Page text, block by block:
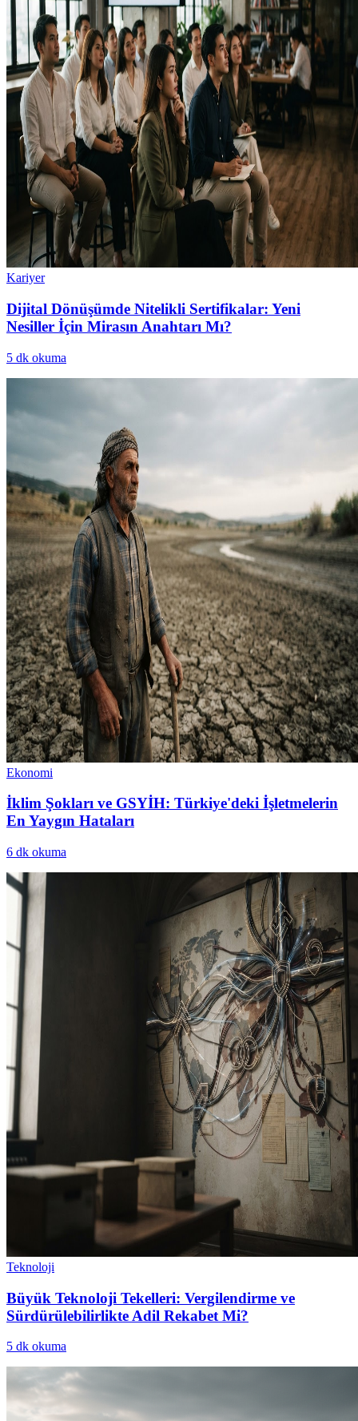
Kariyer
Dijital Dönüşümde Nitelikli Sertifikalar: Yeni
Nesiller İçin Mirasın Anahtarı Mı?
5 dk okuma
Ekonomi
İklim Şokları ve GSYİH: Türkiye'deki İşletmelerin
En Yaygın Hataları
6 dk okuma
Teknoloji
Büyük Teknoloji Tekelleri: Vergilendirme ve
Sürdürülebilirlikte Adil Rekabet Mi?
5 dk okuma